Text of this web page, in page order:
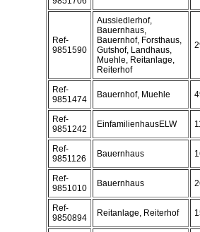
Ref-
9851590
Aussiedlerhof,
Bauernhaus,
Bauernhof, Forsthaus,
Gutshof, Landhaus,
Muehle, Reitanlage,
Reiterhof
Ref-
9851474
Bauernhof, Muehle
Ref-
9851242
EinfamilienhausELW
Ref-
9851126
Bauernhaus
Ref-
9851010
Bauernhaus
Ref-
9850894
Reitanlage, Reiterhof